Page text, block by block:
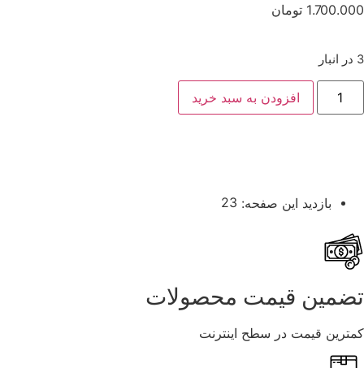
1.700.000 تومان
3 در انبار
افزودن به سبد خرید
بازدید این صفحه: 23
تضمین قیمت محصولات
کمترین قیمت در سطح اینترنت